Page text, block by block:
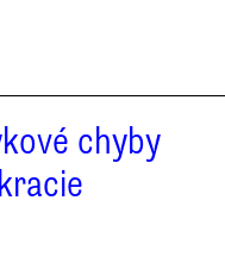
chyby